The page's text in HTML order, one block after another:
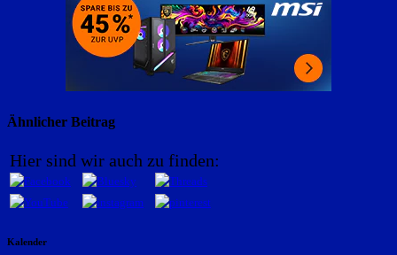
Ähnlicher Beitrag
Hier sind wir auch zu finden:
Kalender